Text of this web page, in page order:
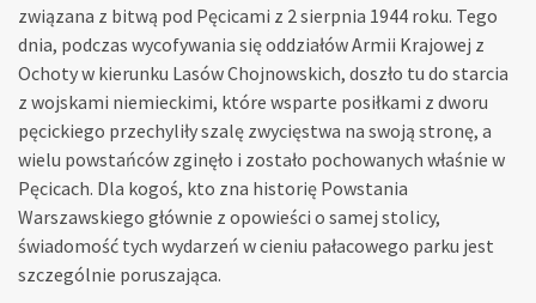
związana z bitwą pod Pęcicami z 2 sierpnia 1944 roku. Tego
dnia, podczas wycofywania się oddziałów Armii Krajowej z
Ochoty w kierunku Lasów Chojnowskich, doszło tu do starcia
z wojskami niemieckimi, które wsparte posiłkami z dworu
pęcickiego przechyliły szalę zwycięstwa na swoją stronę, a
wielu powstańców zginęło i zostało pochowanych właśnie w
Pęcicach. Dla kogoś, kto zna historię Powstania
Warszawskiego głównie z opowieści o samej stolicy,
świadomość tych wydarzeń w cieniu pałacowego parku jest
szczególnie poruszająca.